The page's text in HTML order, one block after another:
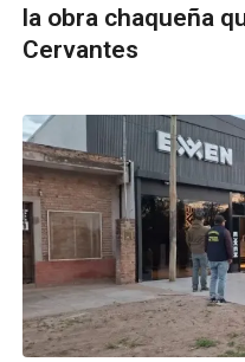
la obra chaqueña
Cervantes